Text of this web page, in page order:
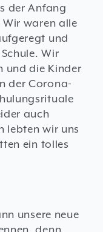
der Anfang
Wir waren alle
und
Wir
und die Kinder
der Corona-
auch
lebten wir uns
ein tolles
unsere neue